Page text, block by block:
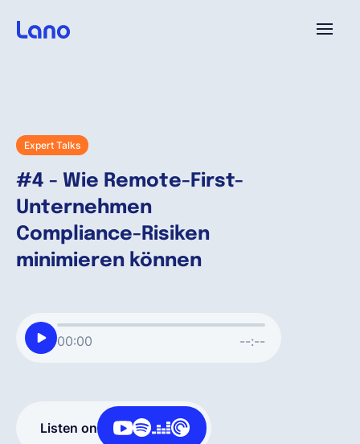
Expert Talks
#4 - Wie Remote-First-
Unternehmen
Compliance-Risiken
minimieren können
00:00 --:--
Listen on
Warum Lano?
Preise
Ressourcen